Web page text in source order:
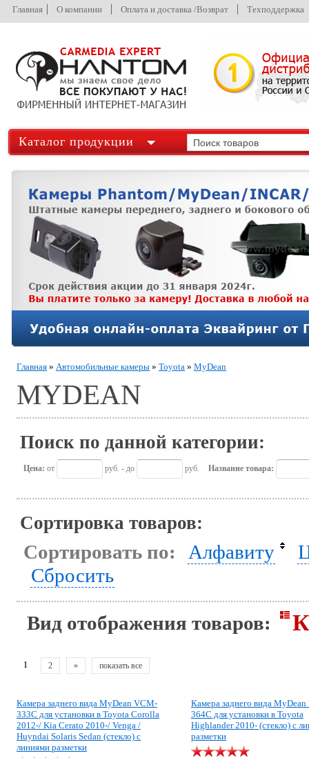
Главная О компании Оплата и доставка /Возврат Техподдержка
Каталог продукции
Главная » Автомобильные камеры » Toyota » MyDean
MYDEAN
Поиск по данной категории:
Цена: от руб. - до руб. Название товара:
Сортировка товаров:
Сортировать по: Алфавиту
Сбросить
Вид отображения товаров:
1 2 » показать все
Камера заднего вида MyDean VCM-
333C для установки в Toyota Corolla
2012-/ Kia Cerato 2010-/ Venga /
Huyndai Solaris Sedan (стекло) с
линиями разметки
Камера заднего вида
364C для установки в Toyota
Highlander 2010- (стекло) с
разметки